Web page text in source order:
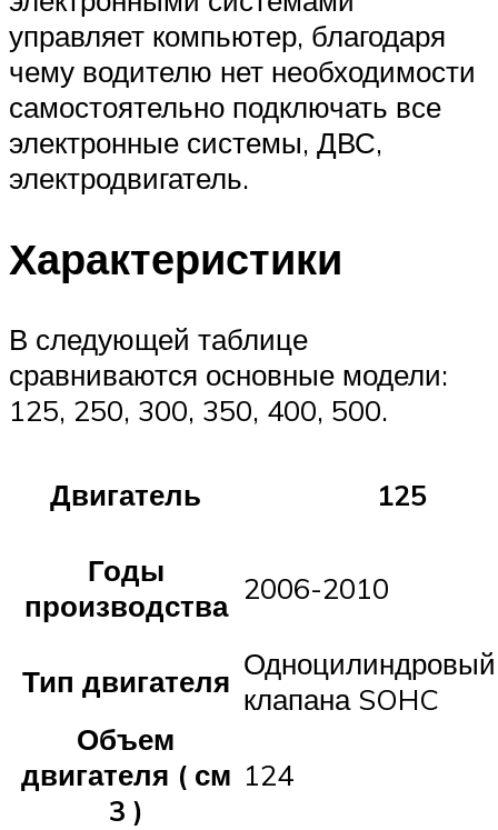
управляет компьютер, благодаря
чему водителю нет необходимости
самостоятельно подключать все
электронные системы, ДВС,
электродвигатель.
Характеристики
В следующей таблице
сравниваются основные модели:
125, 250, 300, 350, 400, 500.
Двигатель 125
Годы
производства 2006-2010
Тип двигателя клапана SOHC
Объем
двигателя ( см
3 )
124